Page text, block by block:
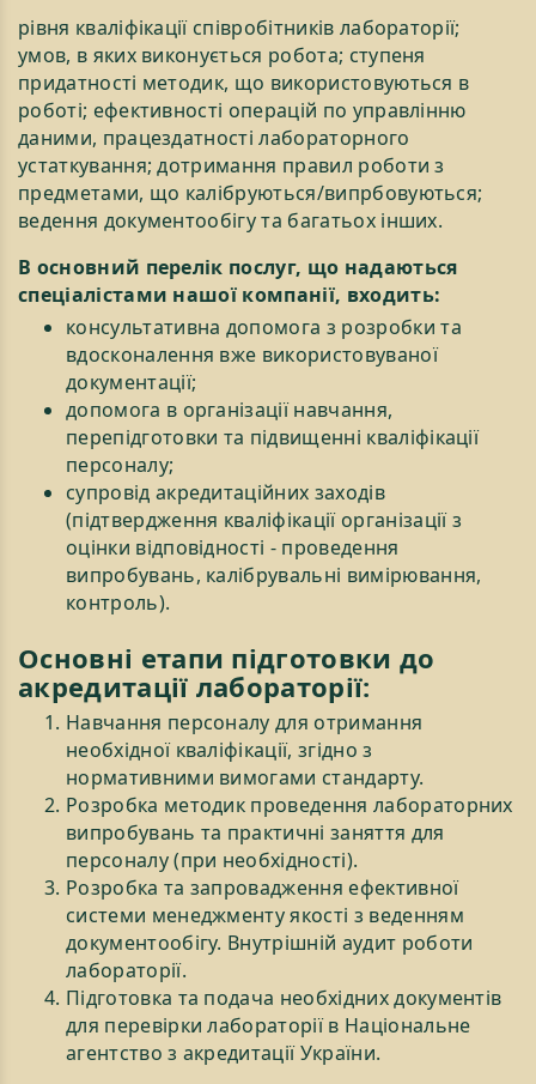
рівня кваліфікації співробітників лабораторії;
умов, в яких виконується робота; ступеня
придатності методик, що використовуються в
роботі; ефективності операцій по управлінню
даними, працездатності лабораторного
устаткування; дотримання правил роботи з
предметами, що калібруються/випрбовуються;
ведення документообігу та багатьох інших.
В основний перелік послуг, що надаються
спеціалістами нашої компанії, входить:
консультативна допомога з розробки та
вдосконалення вже використовуваної
документації;
допомога в організації навчання,
перепідготовки та підвищенні кваліфікації
персоналу;
супровід акредитаційних заходів
(підтвердження кваліфікації організації з
оцінки відповідності - проведення
випробувань, калібрувальні вимірювання,
контроль).
Основні етапи підготовки до
акредитації лабораторії:
Навчання персоналу для отримання
необхідної кваліфікації, згідно з
нормативними вимогами стандарту.
Розробка методик проведення лабораторних
випробувань та практичні заняття для
персоналу (при необхідності).
Розробка та запровадження ефективної
системи менеджменту якості з веденням
документообігу. Внутрішній аудит роботи
лабораторії.
Підготовка та подача необхідних документів
для перевірки лабораторії в Національне
агентство з акредитації України.